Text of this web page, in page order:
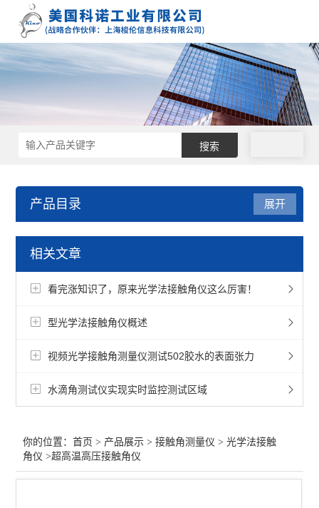
产品目录
接触角测量仪
全自动接触角测定仪
展开
相关文章
看完涨知识了，原来光学法接触角仪这么厉害！
型光学法接触角仪概述
视频光学接触角测量仪测试502胶水的表面张力
水滴角测试仪实现实时监控测试区域
你的位置：首页 > 产品展示 >接触角测量仪 >光学法接触
角仪 >超高温高压接触角仪